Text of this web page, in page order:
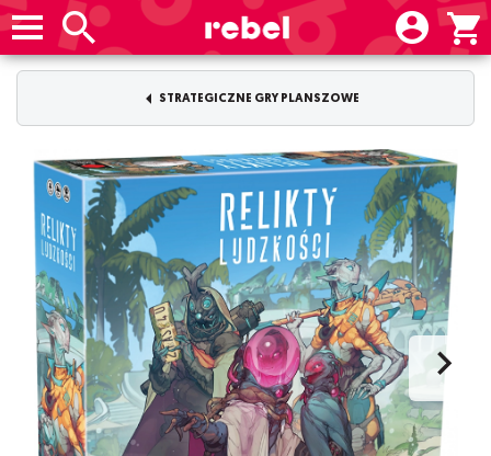
STRATEGICZNE GRY PLANSZOWE